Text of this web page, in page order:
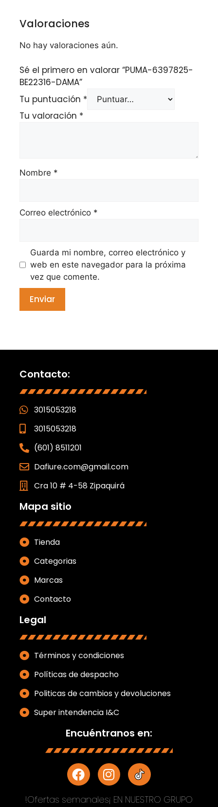
Valoraciones
No hay valoraciones aún.
Sé el primero en valorar “PUMA-6397825-
BE22316-DAMA”
Tu puntuación *
Tu valoración *
Nombre *
Correo electrónico *
Guarda mi nombre, correo electrónico y
web en este navegador para la próxima
vez que comente.
Contacto:
3015053218
3015053218
(601) 8511201
Dafiure.com@gmail.com
Cra 10 # 4-58 Zipaquirá
Mapa sitio
Tienda
Categorias
Marcas
Contacto
Legal
Términos y condiciones
Políticas de despacho
Politicas de cambios y devoluciones
Super intendencia I&C
Encuéntranos en:
!Ofertas semanales¡ EN NUESTRO GRUPO